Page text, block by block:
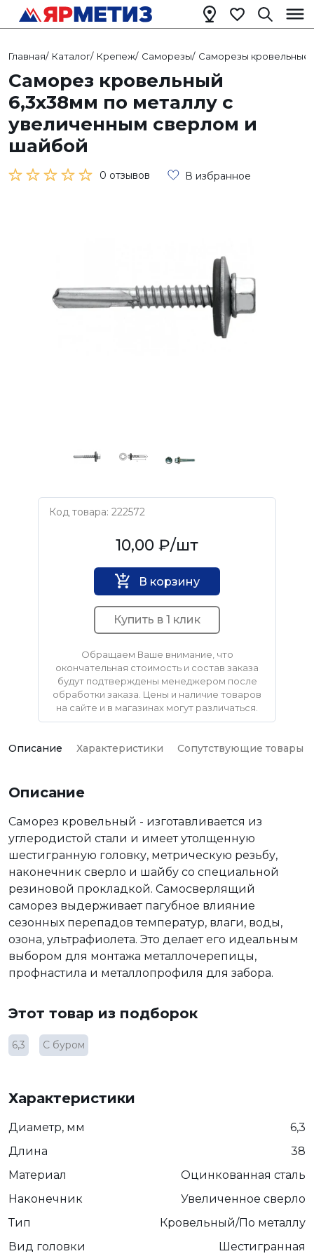
Главная/ Каталог/ Крепеж/ Саморезы/ Саморезы кровельные
Саморез кровельный
6,3х38мм по металлу с
увеличенным сверлом и
шайбой
0 отзывов В избранное
Код товара: 222572
Нет бренда10,00 ₽/шт
В корзину
Купить в 1 клик
Обращаем Ваше внимание, что
окончательная стоимость и состав заказа
будут подтверждены менеджером после
обработки заказа. Цены и наличие товаров
на сайте и в магазинах могут различаться.
Описание Характеристики Сопутствующие товары
Описание
Саморез кровельный - изготавливается из
углеродистой стали и имеет утолщенную
шестигранную головку, метрическую резьбу,
наконечник сверло и шайбу со специальной
резиновой прокладкой. Самосверлящий
саморез выдерживает пагубное влияние
сезонных перепадов температур, влаги, воды,
озона, ультрафиолета. Это делает его идеальным
выбором для монтажа металлочерепицы,
профнастила и металлопрофиля для забора.
Этот товар из подборок
6,3 С буром
Характеристики
Диаметр, мм
6,3
Длина
38
Материал
Оцинкованная сталь
Наконечник
Увеличенное сверло
Тип
Кровельный/По металлу
Вид головки
Шестигранная